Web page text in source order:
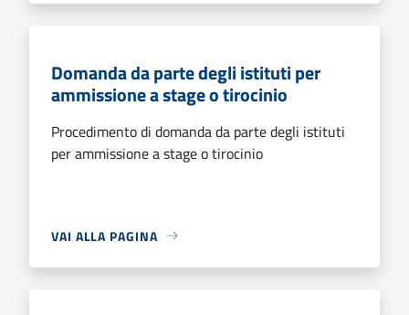
Domanda da parte degli istituti per
ammissione a stage o tirocinio
Procedimento di domanda da parte degli istituti
per ammissione a stage o tirocinio
VAI ALLA PAGINA